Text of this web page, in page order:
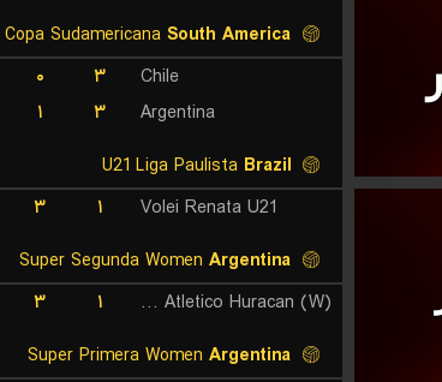
South America
Chile
۳ ۰
Argentina
۳ ۱
Brazil
Volei Renata U21
۱ ۳
Argentina
Club Atletico Huracan (W)
۱ ۳
Argentina